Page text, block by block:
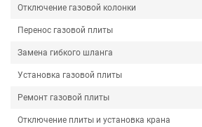
Отключение газовой колонки
Перенос газовой плиты
Замена гибкого шланга
Установка газовой плиты
Ремонт газовой плиты
Отключение плиты и установка крана